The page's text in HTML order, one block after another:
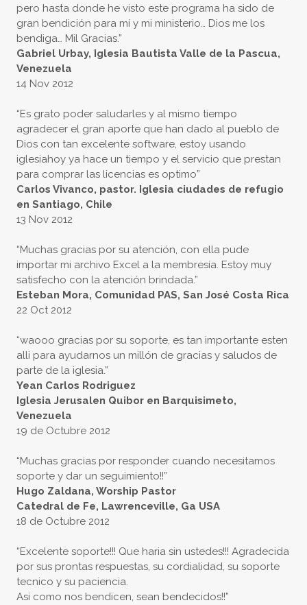
pero hasta donde he visto este programa ha sido de
gran bendición para mí y mi ministerio… Dios me los
bendiga… Mil Gracias.”
Gabriel Urbay, Iglesia Bautista Valle de la Pascua,
Venezuela
14 Nov 2012
“Es grato poder saludarles y al mismo tiempo
agradecer el gran aporte que han dado al pueblo de
Dios con tan excelente software, estoy usando
iglesiahoy ya hace un tiempo y el servicio que prestan
para comprar las licencias es optimo”
Carlos Vivanco, pastor. Iglesia ciudades de refugio
en Santiago, Chile
13 Nov 2012
“Muchas gracias por su atención, con ella pude
importar mi archivo Excel a la membresía. Estoy muy
satisfecho con la atención brindada.”
Esteban Mora, Comunidad PAS, San José Costa Rica
22 Oct 2012
“waooo gracias por su soporte, es tan importante esten
alli para ayudarnos un millón de gracias y saludos de
parte de la iglesia.”
Yean Carlos Rodriguez
Iglesia Jerusalen Quibor en Barquisimeto,
Venezuela
19 de Octubre 2012
“Muchas gracias por responder cuando necesitamos
soporte y dar un seguimiento!!”
Hugo Zaldana, Worship Pastor
Catedral de Fe, Lawrenceville, Ga USA
18 de Octubre 2012
“Excelente soporte!!! Que haria sin ustedes!!! Agradecida
por sus prontas respuestas, su cordialidad, su soporte
tecnico y su paciencia.
Asi como nos bendicen, sean bendecidos!!”